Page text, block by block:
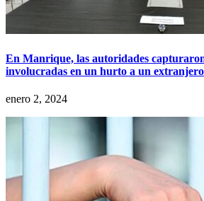
En Manrique, las autoridades
involucradas en un hurto a un extranjero
enero 2, 2024